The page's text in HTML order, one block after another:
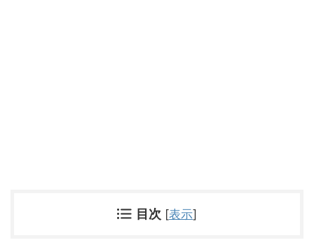
目次 [表示]